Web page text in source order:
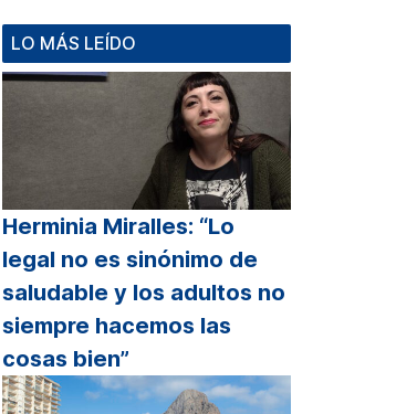
LO MÁS LEÍDO
Herminia Miralles: “Lo
legal no es sinónimo de
saludable y los adultos no
siempre hacemos las
cosas bien”